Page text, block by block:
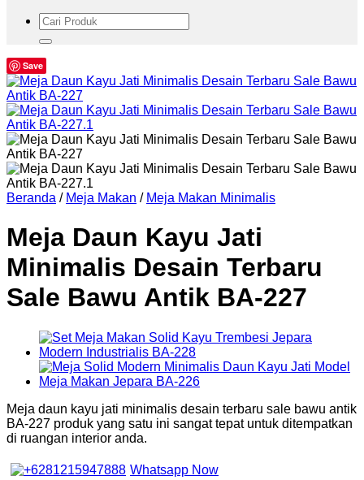
Pencarian
untuk:
Save
Beranda / Meja Makan / Meja Makan Minimalis
Meja Daun Kayu Jati
Minimalis Desain Terbaru
Sale Bawu Antik BA-227
Meja daun kayu jati minimalis desain terbaru sale bawu antik
BA-227 produk yang satu ini sangat tepat untuk ditempatkan
di ruangan interior anda.
Whatsapp Now